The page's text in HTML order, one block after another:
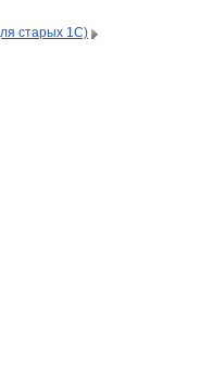
старых 1С)